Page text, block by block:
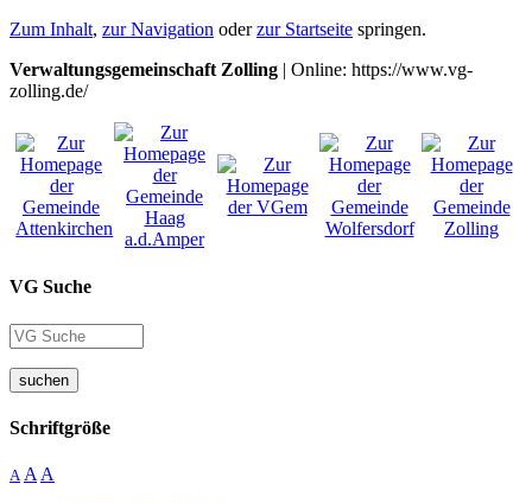
Zum Inhalt, zur Navigation oderzur Startseite springen.
Verwaltungsgemeinschaft Zolling | Online: https://www.vg-
zolling.de/
VG Suche
suchen
Schriftgröße
A A A